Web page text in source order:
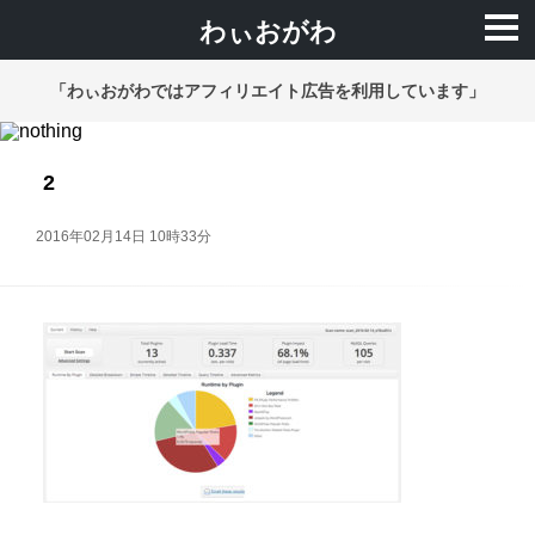
わぃおがわ
「わぃおがわではアフィリエイト広告を利用しています」
2
2016年02月14日 10時33分